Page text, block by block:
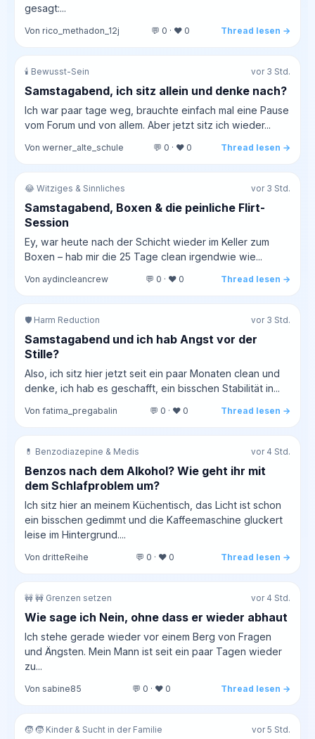
gesagt:...
Von rico_methadon_12j 💬 0 · ❤️ 0 Thread lesen →
🕯️ Bewusst-Sein vor 3 Std.
Samstagabend, ich sitz allein und denke nach?
Ich war paar tage weg, brauchte einfach mal eine Pause
vom Forum und von allem. Aber jetzt sitz ich wieder...
Von werner_alte_schule 💬 0 · ❤️ 0 Thread lesen →
😂 Witziges & Sinnliches vor 3 Std.
Samstagabend, Boxen & die peinliche Flirt-
Session
Ey, war heute nach der Schicht wieder im Keller zum
Boxen – hab mir die 25 Tage clean irgendwie wie...
Von aydincleancrew 💬 0 · ❤️ 0 Thread lesen →
🛡️ Harm Reduction vor 3 Std.
Samstagabend und ich hab Angst vor der
Stille?
Also, ich sitz hier jetzt seit ein paar Monaten clean und
denke, ich hab es geschafft, ein bisschen Stabilität in...
Von fatima_pregabalin 💬 0 · ❤️ 0 Thread lesen →
💊 Benzodiazepine & Medis vor 4 Std.
Benzos nach dem Alkohol? Wie geht ihr mit
dem Schlafproblem um?
Ich sitz hier an meinem Küchentisch, das Licht ist schon
ein bisschen gedimmt und die Kaffeemaschine gluckert
leise im Hintergrund....
Von dritteReihe 💬 0 · ❤️ 0 Thread lesen →
🚧 🚧 Grenzen setzen vor 4 Std.
Wie sage ich Nein, ohne dass er wieder abhaut
Ich stehe gerade wieder vor einem Berg von Fragen
und Ängsten. Mein Mann ist seit ein paar Tagen wieder
zu...
Von sabine85 💬 0 · ❤️ 0 Thread lesen →
🧒 🧒 Kinder & Sucht in der Familie vor 5 Std.